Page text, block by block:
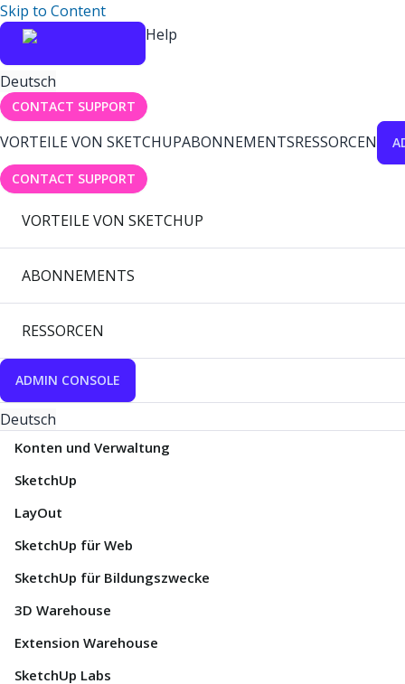
Skip to Content
Help
Deutsch
CONTACT SUPPORT
VORTEILE VON SKETCHUPABONNEMENTSRESSORCEN
CONTACT SUPPORT
VORTEILE VON SKETCHUP
ABONNEMENTS
RESSORCEN
ADMIN CONSOLE
Deutsch
Konten und Verwaltung
SketchUp
LayOut
SketchUp für Web
SketchUp für Bildungszwecke
3D Warehouse
Extension Warehouse
SketchUp Labs